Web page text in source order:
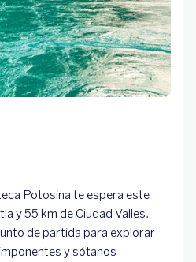
Potosina te espera este
y 55 km de Ciudad Valles.
de partida para explorar
y sótanos